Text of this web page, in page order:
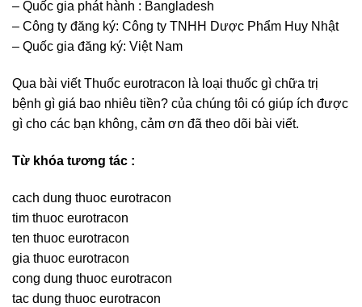
– Quốc gia phát hành : Bangladesh
– Công ty đăng ký: Công ty TNHH Dược Phẩm Huy Nhật
– Quốc gia đăng ký: Việt Nam
Qua bài viết Thuốc eurotracon là loại thuốc gì chữa trị
bệnh gì giá bao nhiêu tiền? của chúng tôi có giúp ích được
gì cho các bạn không, cảm ơn đã theo dõi bài viết.
Từ khóa tương tác :
cach dung thuoc eurotracon
tim thuoc eurotracon
ten thuoc eurotracon
gia thuoc eurotracon
cong dung thuoc eurotracon
tac dung thuoc eurotracon